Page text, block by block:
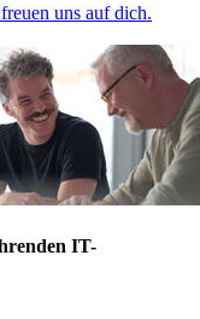
uns auf dich.
IT-